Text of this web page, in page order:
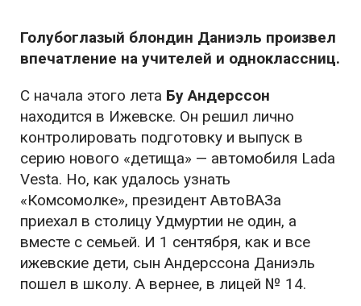
Голубоглазый блондин Даниэль произвел
впечатление на учителей и одноклассниц.
С начала этого лета Бу Андерссон
находится в Ижевске. Он решил лично
контролировать подготовку и выпуск в
серию нового «детища» — автомобиля Lada
Vesta. Но, как удалось узнать
«Комсомолке», президент АвтоВАЗа
приехал в столицу Удмуртии не один, а
вместе с семьей. И 1 сентября, как и все
ижевские дети, сын Андерссона Даниэль
пошел в школу. А вернее, в лицей № 14.